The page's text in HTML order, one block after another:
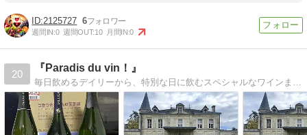
2125727 6
週間IN:0 週間OUT:10 月間IN:0
20
『Paradis du vin！』